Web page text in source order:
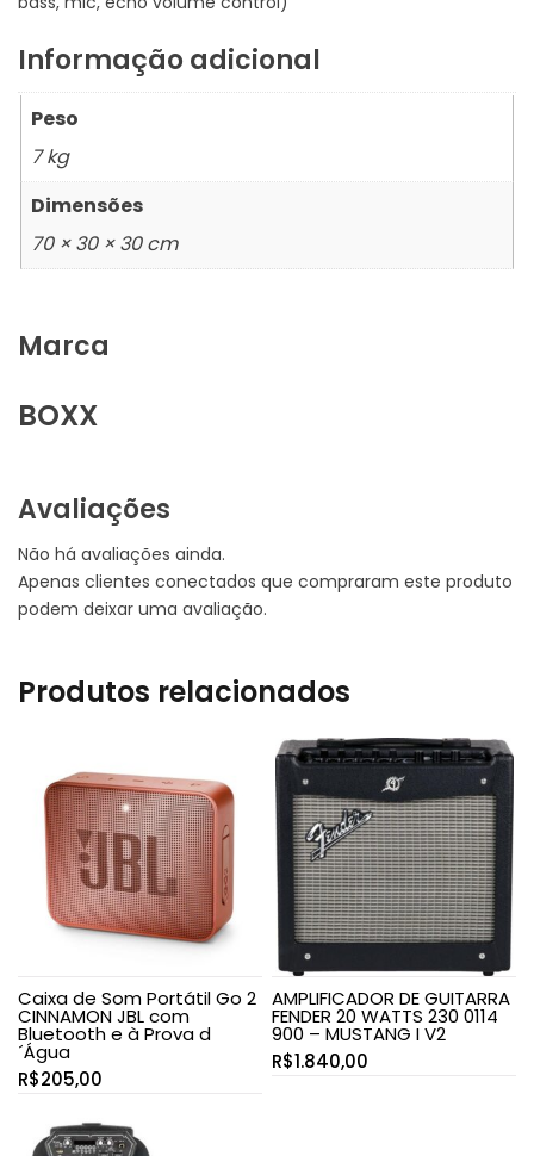
Informação adicional
Peso
7 kg
Dimensões
70 × 30 × 30 cm
Marca
BOXX
Avaliações
Não há avaliações ainda.
Apenas clientes conectados que compraram este produto
podem deixar uma avaliação.
Produtos relacionados
Caixa de Som Portátil Go 2
CINNAMON JBL com
Bluetooth e à Prova d
´Água
R$205,00
AMPLIFICADOR DE GUITARRA
FENDER 20 WATTS 230 0114
900 – MUSTANG I V2
R$1.840,00